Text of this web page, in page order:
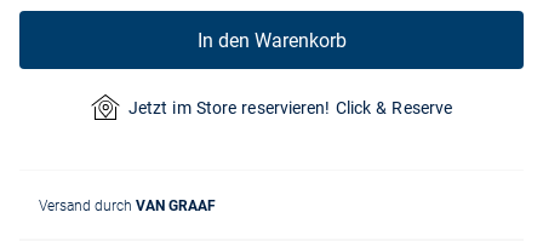
In den Warenkorb
Jetzt im Store reservieren! Click & Reserve
Versand durch VAN GRAAF